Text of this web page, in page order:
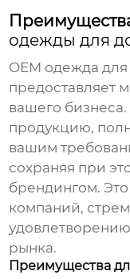
одежды для
OEM одежда
предоставляет
вашего бизнеса.
продукцию,
вашим
сохраняя при
брендингом.
компаний,
рынка.
Преимущества